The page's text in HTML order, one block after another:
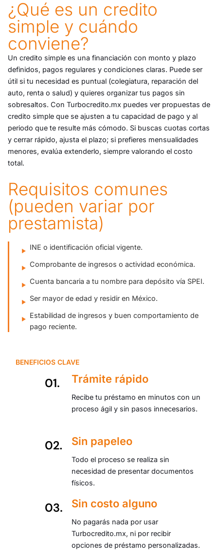
¿Qué es un credito
simple y cuándo
conviene?
Un credito simple es una financiación con monto y plazo
definidos, pagos regulares y condiciones claras. Puede ser
útil si tu necesidad es puntual (colegiatura, reparación del
auto, renta o salud) y quieres organizar tus pagos sin
sobresaltos. Con Turbocredito.mx puedes ver propuestas de
credito simple que se ajusten a tu capacidad de pago y al
periodo que te resulte más cómodo. Si buscas cuotas cortas
y cerrar rápido, ajusta el plazo; si prefieres mensualidades
menores, evalúa extenderlo, siempre valorando el costo
total.
Requisitos comunes
(pueden variar por
prestamista)
INE o identificación oficial vigente.
Comprobante de ingresos o actividad económica.
Cuenta bancaria a tu nombre para depósito vía SPEI.
Ser mayor de edad y residir en México.
Estabilidad de ingresos y buen comportamiento de
pago reciente.
BENEFICIOS CLAVE
Trámite rápido
Recibe tu préstamo en minutos con un
proceso ágil y sin pasos innecesarios.
Sin papeleo
Todo el proceso se realiza sin
necesidad de presentar documentos
físicos.
Sin costo alguno
No pagarás nada por usar
Turbocredito.mx, ni por recibir
opciones de préstamo personalizadas.